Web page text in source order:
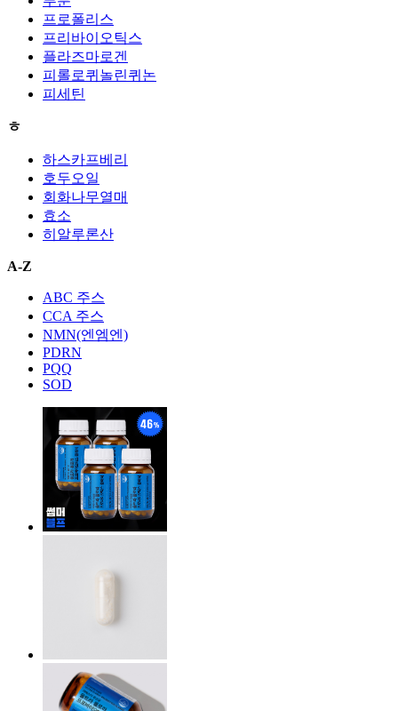
프로폴리스
프리바이오틱스
플라즈마로겐
피롤로퀴놀린퀴논
피세틴
ㅎ
하스카프베리
호두오일
회화나무열매
효소
히알루론산
A-Z
ABC 주스
CCA 주스
NMN(엔엠엔)
PDRN
PQQ
SOD